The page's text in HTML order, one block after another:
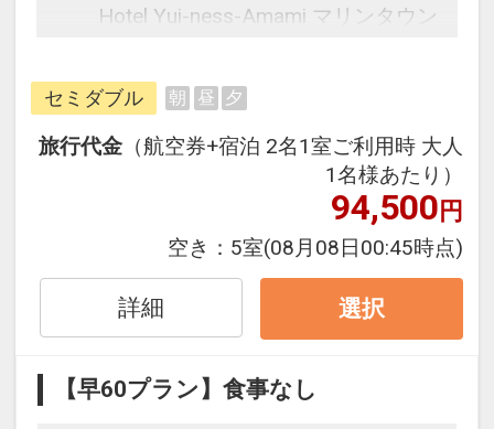
Hotel Yui-ness-Amami マリンタウン
往復の航空券と宿泊がセットになっ
たスタンダードな＜食事なし＞プラ
ンです。
フライトと宿泊を自由に組み合わせ
できるダイナミックパッケージだか
ら、一都市滞在はもちろん周遊旅行
にも最適！
旅行期間中の1泊だけの宿泊や延
泊・飛び泊なども自由自在です。
フライトは、安心のJAL（または
JALグループ）確約！フライトマイ
セミダブル 朝 昼 夕
旅行代金 （航空券+宿泊 2名1室ご利用時 大人
1名様あたり）
94,500円
空き： 5室(08月08日00:45時点)
詳細 選択
【早60プラン】食事なし